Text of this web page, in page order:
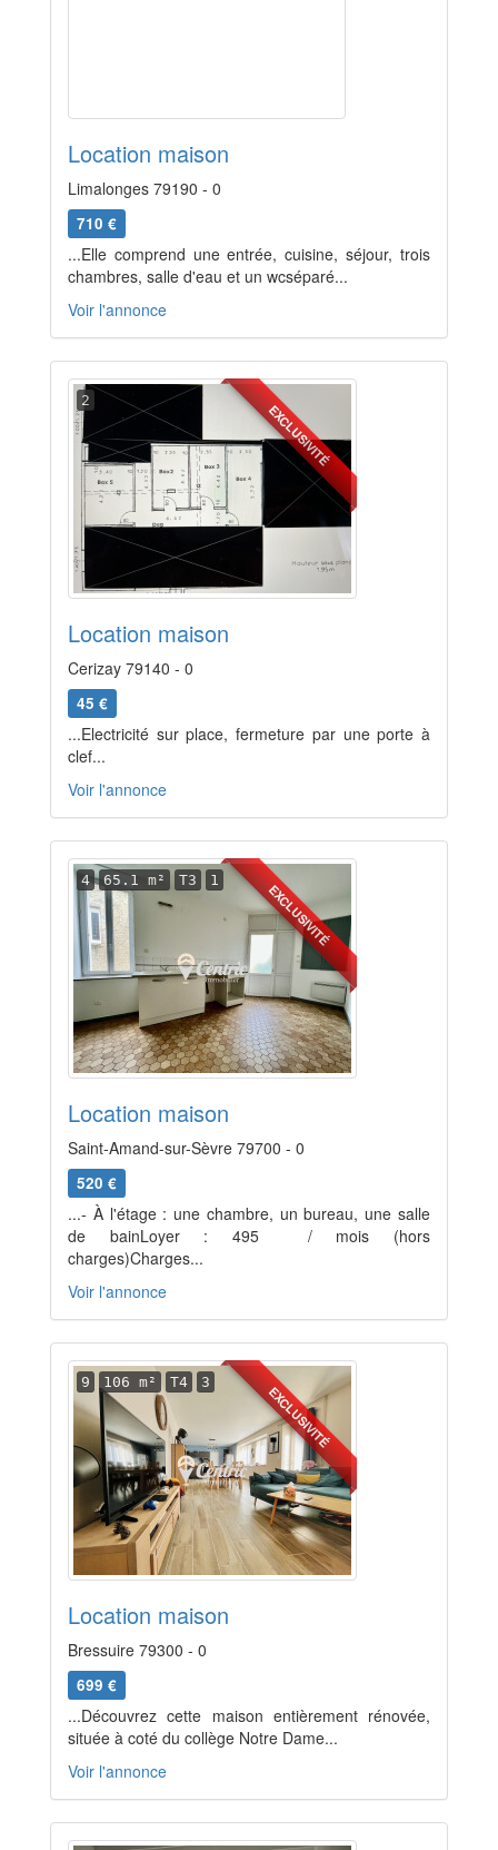
Location maison
Limalonges 79190 - 0
710 €
...Elle comprend une entrée, cuisine, séjour, trois
chambres, salle d'eau et un wcséparé...
Voir l'annonce
EXCLUSIVITÉ
2
Location maison
Cerizay 79140 - 0
45 €
...Electricité sur place, fermeture par une porte à
clef...
Voir l'annonce
EXCLUSIVITÉ
4 65.1 m² T3 1
Location maison
Saint-Amand-sur-Sèvre 79700 - 0
520 €
...- À l'étage : une chambre, un bureau, une salle
de bainLoyer : 495  / mois (hors
charges)Charges...
Voir l'annonce
EXCLUSIVITÉ
9 106 m² T4 3
Location maison
Bressuire 79300 - 0
699 €
...Découvrez cette maison entièrement rénovée,
située à coté du collège Notre Dame...
Voir l'annonce